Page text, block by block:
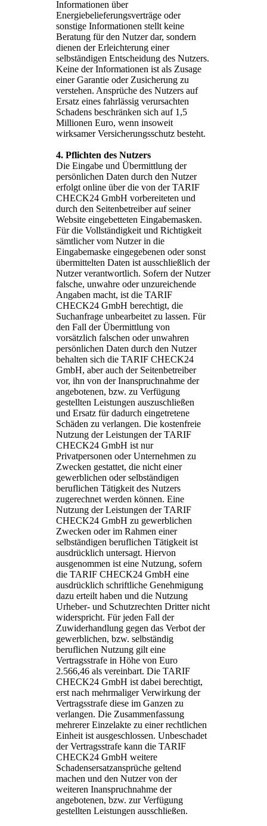
Informationen über
Energiebelieferungsverträge oder
sonstige Informationen stellt keine
Beratung für den Nutzer dar, sondern
dienen der Erleichterung einer
selbständigen Entscheidung des Nutzers.
Keine der Informationen ist als Zusage
einer Garantie oder Zusicherung zu
verstehen. Ansprüche des Nutzers auf
Ersatz eines fahrlässig verursachten
Schadens beschränken sich auf 1,5
Millionen Euro, wenn insoweit
wirksamer Versicherungsschutz besteht.
4. Pflichten des Nutzers
Die Eingabe und Übermittlung der
persönlichen Daten durch den Nutzer
erfolgt online über die von der TARIF
CHECK24 GmbH vorbereiteten und
durch den Seitenbetreiber auf seiner
Website eingebetteten Eingabemasken.
Für die Vollständigkeit und Richtigkeit
sämtlicher vom Nutzer in die
Eingabemaske eingegebenen oder sonst
übermittelten Daten ist ausschließlich der
Nutzer verantwortlich. Sofern der Nutzer
falsche, unwahre oder unzureichende
Angaben macht, ist die TARIF
CHECK24 GmbH berechtigt, die
Suchanfrage unbearbeitet zu lassen. Für
den Fall der Übermittlung von
vorsätzlich falschen oder unwahren
persönlichen Daten durch den Nutzer
behalten sich die TARIF CHECK24
GmbH, aber auch der Seitenbetreiber
vor, ihn von der Inanspruchnahme der
angebotenen, bzw. zu Verfügung
gestellten Leistungen auszuschließen
und Ersatz für dadurch eingetretene
Schäden zu verlangen. Die kostenfreie
Nutzung der Leistungen der TARIF
CHECK24 GmbH ist nur
Privatpersonen oder Unternehmen zu
Zwecken gestattet, die nicht einer
gewerblichen oder selbständigen
beruflichen Tätigkeit des Nutzers
zugerechnet werden können. Eine
Nutzung der Leistungen der TARIF
CHECK24 GmbH zu gewerblichen
Zwecken oder im Rahmen einer
selbständigen beruflichen Tätigkeit ist
ausdrücklich untersagt. Hiervon
ausgenommen ist eine Nutzung, sofern
die TARIF CHECK24 GmbH eine
ausdrücklich schriftliche Genehmigung
dazu erteilt haben und die Nutzung
Urheber- und Schutzrechten Dritter nicht
widerspricht. Für jeden Fall der
Zuwiderhandlung gegen das Verbot der
gewerblichen, bzw. selbständig
beruflichen Nutzung gilt eine
Vertragsstrafe in Höhe von Euro
2.566,46 als vereinbart. Die TARIF
CHECK24 GmbH ist dabei berechtigt,
erst nach mehrmaliger Verwirkung der
Vertragsstrafe diese im Ganzen zu
verlangen. Die Zusammenfassung
mehrerer Einzelakte zu einer rechtlichen
Einheit ist ausgeschlossen. Unbeschadet
der Vertragsstrafe kann die TARIF
CHECK24 GmbH weitere
Schadensersatzansprüche geltend
machen und den Nutzer von der
weiteren Inanspruchnahme der
angebotenen, bzw. zur Verfügung
gestellten Leistungen ausschließen.